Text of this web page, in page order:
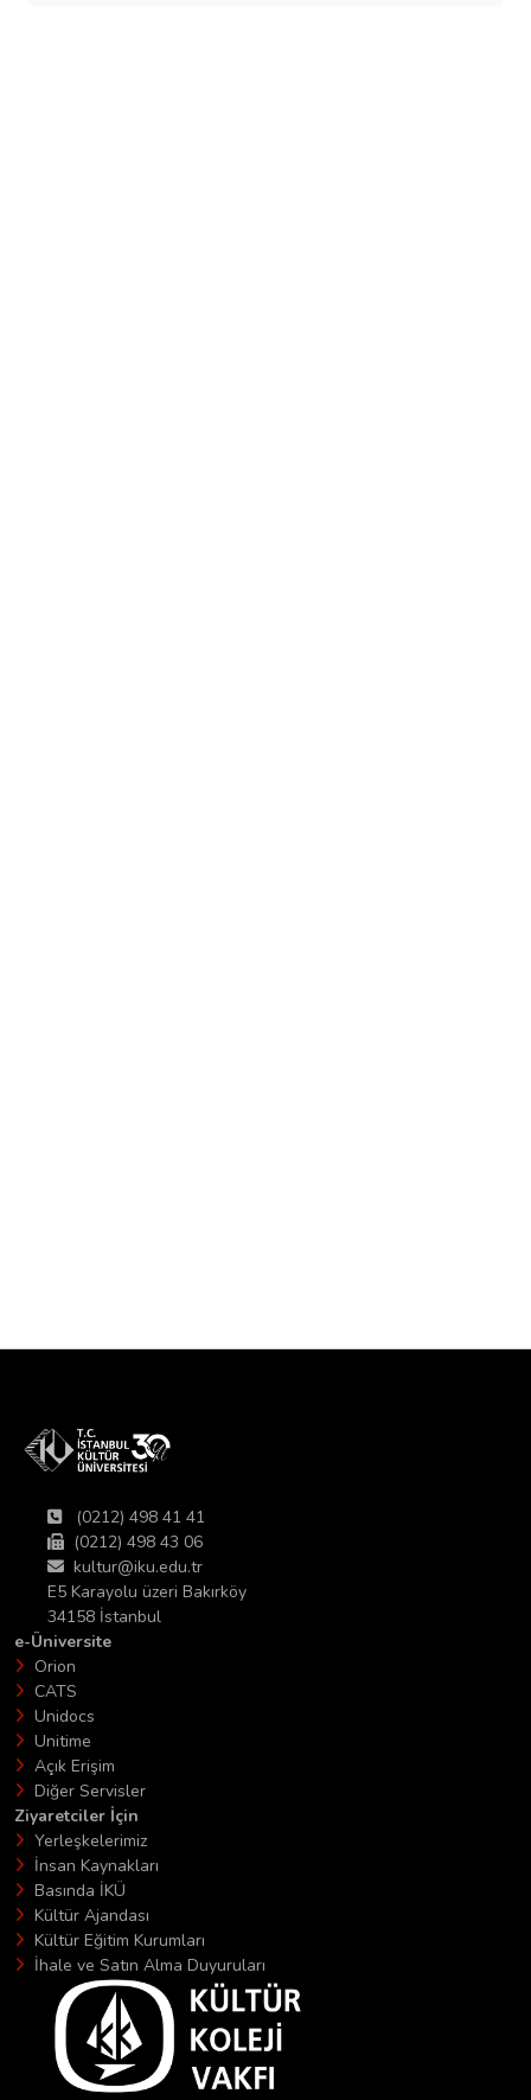
(0212) 498 41 41
(0212) 498 43 06
kultur@iku.edu.tr
E5 Karayolu üzeri Bakırköy
34158 İstanbul
e-Üniversite
Orion
CATS
Unidocs
Unitime
Açık Erişim
Diğer Servisler
Ziyaretciler İçin
Yerleşkelerimiz
İnsan Kaynakları
Basında İKÜ
Kültür Ajandası
Kültür Eğitim Kurumları
İhale ve Satın Alma Duyuruları